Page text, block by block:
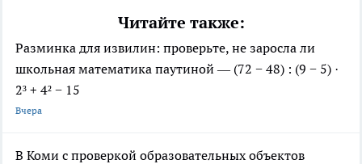
Читайте также:
Разминка для извилин: проверьте, не заросла ли
школьная математика паутиной — (72 − 48) : (9 − 5) ·
2³ + 4² − 15
Вчера
В Коми с проверкой образовательных объектов